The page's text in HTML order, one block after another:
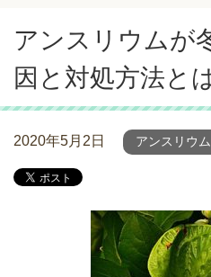
アンスリウムが
因と対処方法と
2020年5月2日 アンスリウム